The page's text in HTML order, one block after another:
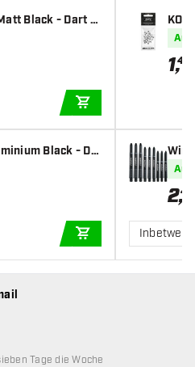
Black - Dart S
Black - Da
IN DEN
Auf
1,45
ftsAuf
2,40
Inbetween
nicht verfügbar
Tage die Woche